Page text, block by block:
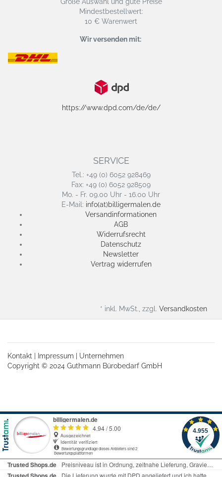
Mindestbestellwert:
10 € Warenwert
Wir versenden mit:
https://www.dpd.com/de/de/
SERVICE
Tel.: +49 (0) 6052 928469
Fax: +49 (0) 6052 928509
Mo. - Fr. 09.00 Uhr - 16.00 Uhr
E-Mail: info(at)billigermalen.de
Versandinformationen
AGB
Widerrufsrecht
Datenschutz
Newsletter
Vertrag widerrufen
* inkl. MwSt., zzgl. Versandkosten
Kontakt Impressum
Unternehmen
Copyright © 2024 Guthmann Bürobedarf GmbH